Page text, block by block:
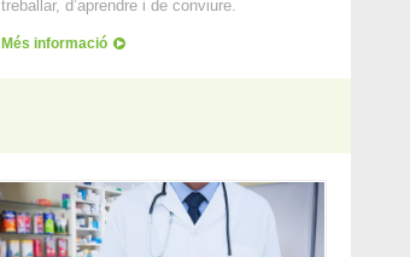
treballar, d’aprendre i de conviure.
Més informació